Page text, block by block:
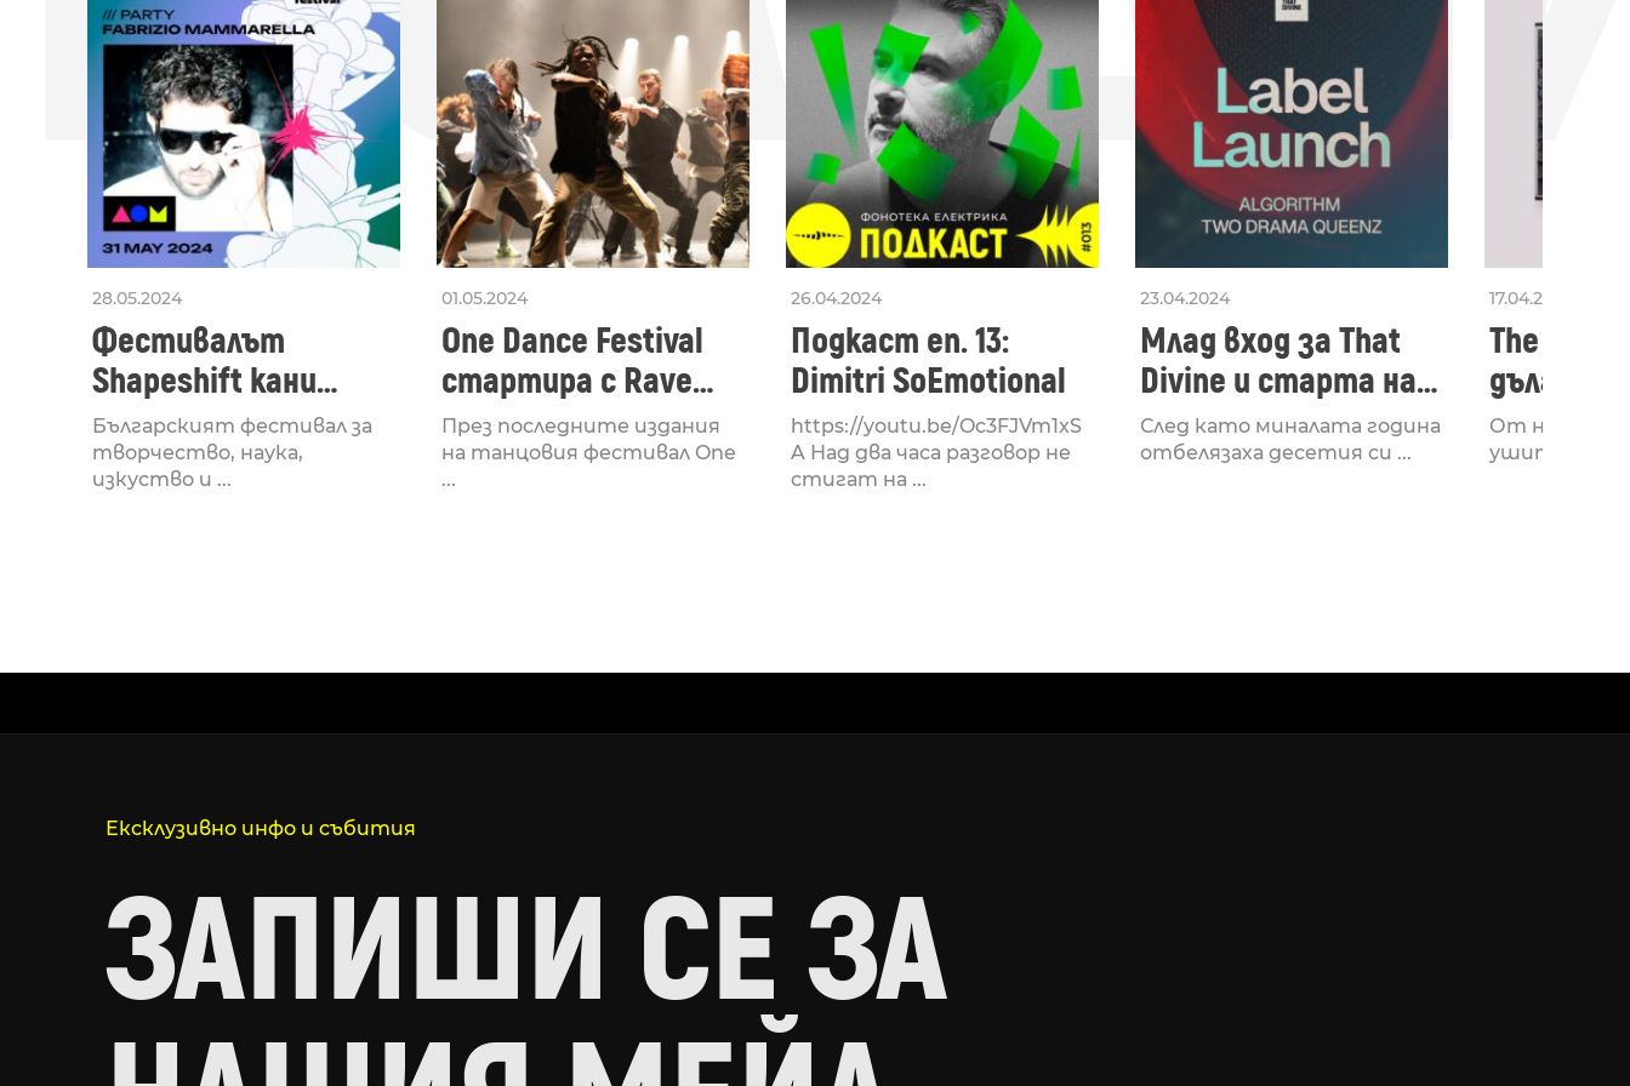
28.05.2024
Фестивалът
Shapeshift кани
Fabrizio Mammarella
за откриването си
Българският фестивал за
творчество, наука,
изкуство и ...
01.05.2024
One Dance Festival
стартира с Rave
Lucid, посветен на
рейв културата
През последните издания
на танцовия фестивал One
...
26.04.2024
Подкаст еп. 13:
Dimitri SoEmotional
https://youtu.be/Oc3FJVm1xS
A Над два часа разговор не
стигат на ...
23.04.2024
Млад вход за That
Divine и старта на
лейбъла им
След като миналата година
отбелязаха десетия си ...
17.04.2024
The
втори
излезе
От няколко
ушите и
Ексклузивно инфо и събития
ЗАПИШИ СЕ ЗА